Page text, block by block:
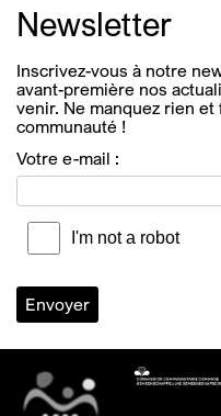
Newsletter
Inscrivez-vous à notre
avant-première nos
venir. Ne manquez rien
communauté !
Votre e-mail :